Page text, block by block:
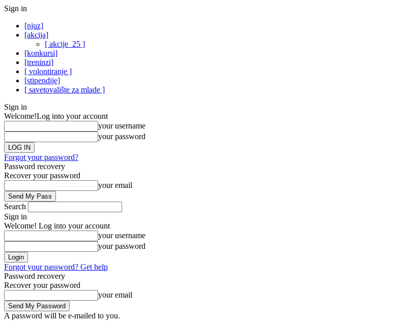
Sign in
[njuz]
[akcija]
[ akcije_25 ]
[konkursi]
[treninzi]
[ volontiranje ]
[stipendije]
[ savetovalište za mlade ]
Sign in
Welcome!Log into your account
your username
your password
Forgot your password?
Password recovery
Recover your password
your email
Search
Sign in
Welcome! Log into your account
your username
your password
Forgot your password? Get help
Password recovery
Recover your password
your email
A password will be e-mailed to you.